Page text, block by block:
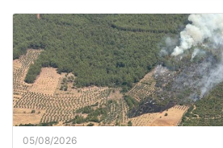
05/08/2026